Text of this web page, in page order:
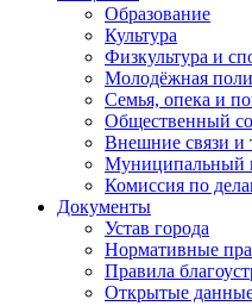
Образование
Культура
Физкультура и
Молодёжная
Семья, опека и
Общественный
Внешние связи и
Муниципальный
Комиссия по
Документы
Устав города
Нормативные
Правила
Открытые